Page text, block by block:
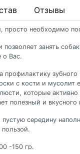
Отзывы
просто необходимо
занять
о Вас.
профилактику
с кости и мусолит
которые активно
полезный и
середину
пользой.
-150 гр.